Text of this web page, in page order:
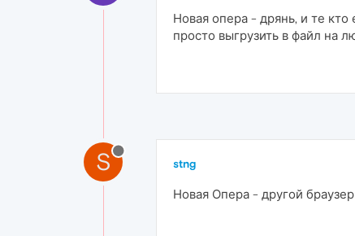
Новая опера - дрянь, и те
просто выгрузить в файл на
S stng
Новая Опера - другой